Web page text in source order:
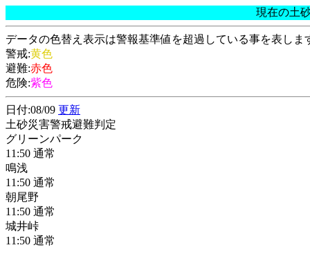
現在の土
データの色替え表示は警報基準値を超過している事を表しま
警戒:黄色
避難:赤色
危険:紫色
日付:08/09 更新
土砂災害警戒避難判定
グリーンパーク
11:50 通常
鳴浅
11:50 通常
朝尾野
11:50 通常
城井峠
11:50 通常